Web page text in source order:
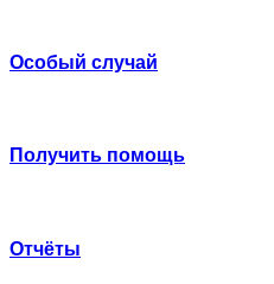
Особый случай
Получить помощь
Отчёты